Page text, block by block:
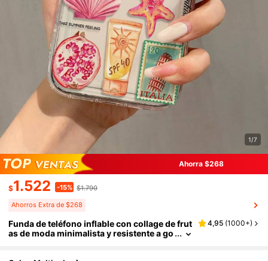
1/7
Ahorra $268
$1.522 -15% $1.790
Ahorros Extra de $268
Funda de teléfono inflable con collage de frut
as de moda minimalista y resistente a go
4,95 (1000+)